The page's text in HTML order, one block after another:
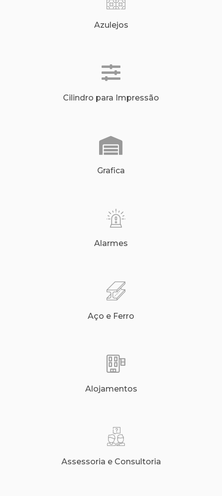
Azulejos
Cilindro para Impressão
Grafica
Alarmes
Aço e Ferro
Alojamentos
Assessoria e Consultoria